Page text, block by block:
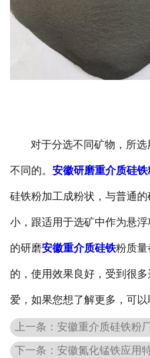
对于分选不同矿物，所选
不同的。 安徽研磨重介质硅铁
硅铁粉加工成粉状，与普通
小，跟适用于选矿中作为悬
的研磨安徽重介质硅铁粉质量
的，使用效果良好，受到很
爱，如果您想了解更多，可以
下一条：安徽氮化锰铁应用